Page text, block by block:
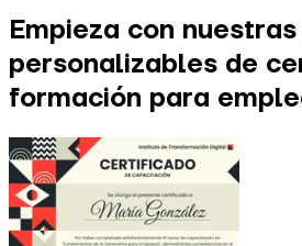
Empieza con
personalizables de
formación para